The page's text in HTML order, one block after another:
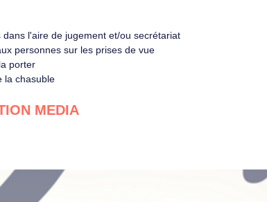
l'aire de jugement et/ou secrétariat
personnes sur les prises de vue
porter
la chasuble
MEDIA